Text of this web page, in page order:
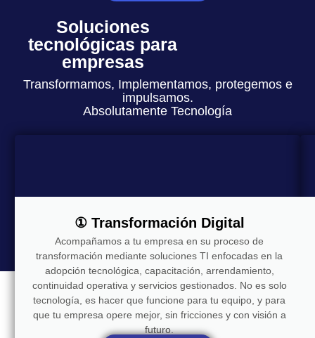
Soluciones
tecnológicas para
empresas
Transformamos, Implementamos, protegemos e
impulsamos.
Absolutamente Tecnología
① Transformación Digital
Acompañamos a tu empresa en su proceso de
transformación mediante soluciones TI enfocadas en la
adopción tecnológica, capacitación, arrendamiento,
continuidad operativa y servicios gestionados. No es solo
tecnología, es hacer que funcione para tu equipo, y para
que tu empresa opere mejor, sin fricciones y con visión a
futuro.